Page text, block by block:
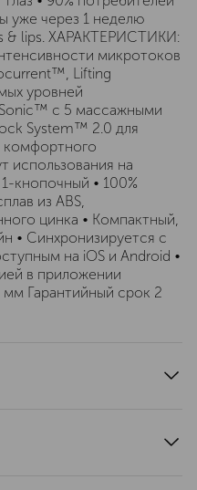
уже через 1 неделю
& lips. ХАРАКТЕРИСТИКИ:
микротоков
Lifting
уровней
с 5 массажными
System™ 2.0 для
комфортного
использования на
кнопочный • 100%
из ABS,
цинка • Компактный,
• Синхронизируется с
на iOS и Android •
в приложении
Гарантийный срок 2
для быстрого